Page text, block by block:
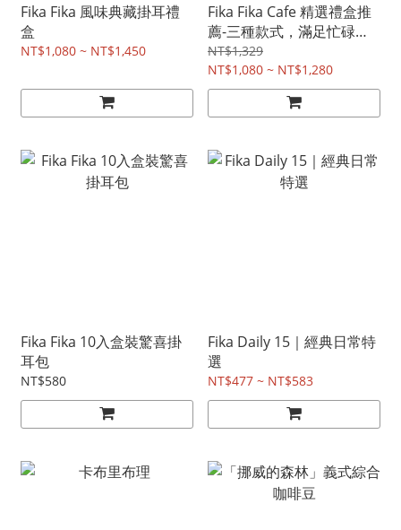
Fika Fika 風味典藏掛耳禮
盒
NT$1,080 ~ NT$1,450
Fika Fika Cafe 精選禮盒推
薦-三種款式，滿足忙碌的
您送禮的心意
NT$1,329
NT$1,080 ~ NT$1,280
Fika Fika 10入盒裝驚喜掛
耳包
NT$580
Fika Daily 15｜經典日常特
選
NT$477 ~ NT$583